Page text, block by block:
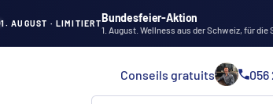
1. AUGUST · LIMITIERTBundesfeier-Aktion
1. August. Wellness aus der Schweiz, für die
Conseils gratuits 056